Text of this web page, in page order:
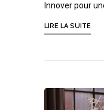
Innover pour
LIRE LA SUITE